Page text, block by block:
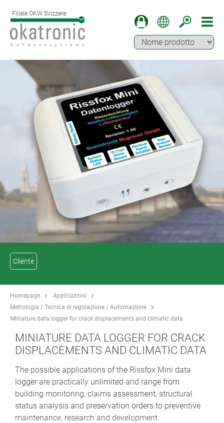
Filiale OKW Svizzera
Cliente
Homepage
Applicazioni
Metrologia / Tecnica di regolazione / Automazione
Miniature data logger for crack displacements and climatic data
MINIATURE DATA LOGGER FOR CRACK
DISPLACEMENTS AND CLIMATIC DATA
The possible applications of the Rissfox Mini data
logger are practically unlimited and range from
building monitoring, claims assessment, structural
status analysis and preservation orders to preventive
maintenance, research and development.